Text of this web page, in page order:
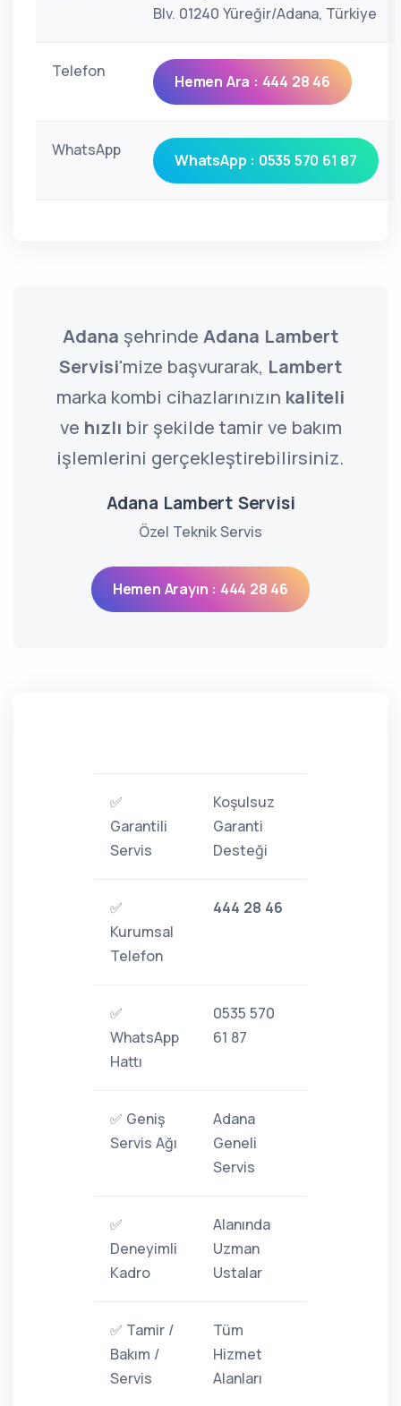
Blv. 01240 Yüreğir/Adana, Türkiye
Telefon
Hemen Ara : 444 28 46
WhatsApp
WhatsApp : 0535 570 61 87
Adana şehrinde Adana Lambert
Servisi'mize başvurarak, Lambert
marka kombi cihazlarınızın kaliteli
ve hızlı bir şekilde tamir ve bakım
işlemlerini gerçekleştirebilirsiniz.
Adana Lambert Servisi
Özel Teknik Servis
Hemen Arayın : 444 28 46
✅
Garantili
Servis
Koşulsuz
Garanti
Desteği
✅
Kurumsal
Telefon
444 28 46
✅
WhatsApp
Hattı
0535 570
61 87
✅ Geniş
Servis Ağı
Adana
Geneli
Servis
✅
Deneyimli
Kadro
Alanında
Uzman
Ustalar
✅ Tamir /
Bakım /
Servis
Tüm
Hizmet
Alanları